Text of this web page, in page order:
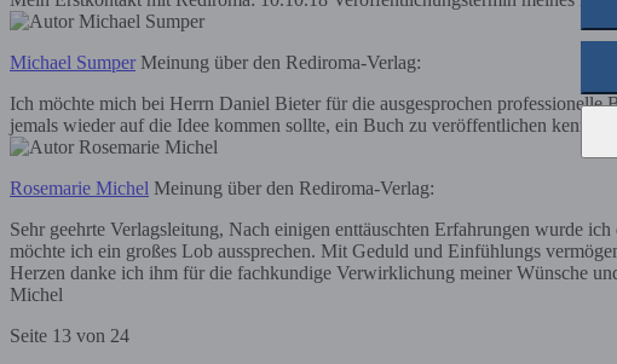
Michael Sumper Meinung über den Rediroma-Verlag:
Ich möchte mich bei Herrn Daniel Bieter für die ausgesprochen
jemals wieder auf die Idee kommen sollte, ein Buch zu veröffentlichen kenne
Rosemarie Michel Meinung über den Rediroma-Verlag:
Sehr geehrte Verlagsleitung, Nach einigen enttäuschten Erfahrungen wurde
möchte ich ein großes Lob aussprechen. Mit Geduld und Einfühlungs
Herzen danke ich ihm für die fachkundige Verwirklichung meiner Wünsche
Michel
Seite 13 von 24